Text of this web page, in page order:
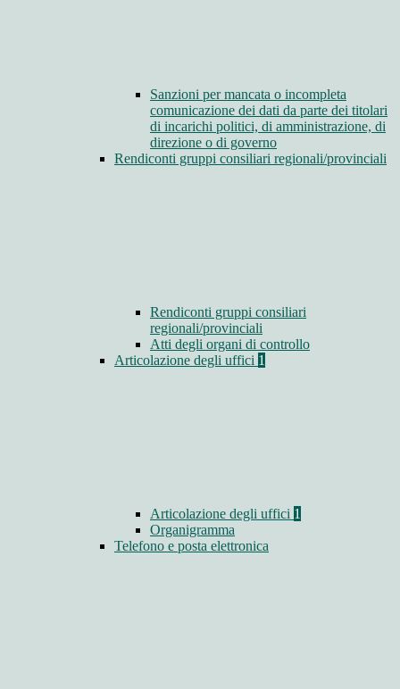
Sanzioni per mancata o incompleta
comunicazione dei dati da parte dei titolari
di incarichi politici, di amministrazione, di
direzione o di governo
Rendiconti gruppi consiliari regionali/provinciali
Rendiconti gruppi consiliari
regionali/provinciali
Atti degli organi di controllo
Articolazione degli uffici 1
Articolazione degli uffici 1
Organigramma
Telefono e posta elettronica